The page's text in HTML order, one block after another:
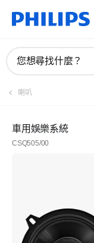
您想尋找什麼？
喇叭
車用娛樂系統
CSQ505/00